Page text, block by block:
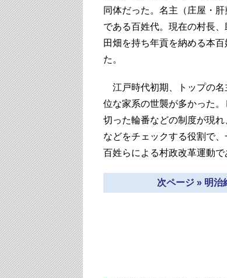
同体だった。名主（庄屋・
である百姓代。現在の村長
田畑を持ち年貢を納める本
た。
江戸時代初期、トップの名
位な家系の世襲が多かった
切った輪番などの制度が現
などをチェックする役割で
百姓らによる村政改革運動で
次ページ » 明治